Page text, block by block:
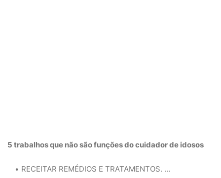
5 trabalhos que nãosão funções docuidadorde idosos
RECEITAR REMÉDIOS E TRATAMENTOS. …